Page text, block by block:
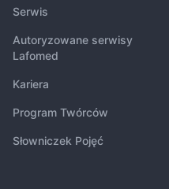
Serwis
Autoryzowane serwisy
Lafomed
Kariera
Program Twórców
Słowniczek Pojęć